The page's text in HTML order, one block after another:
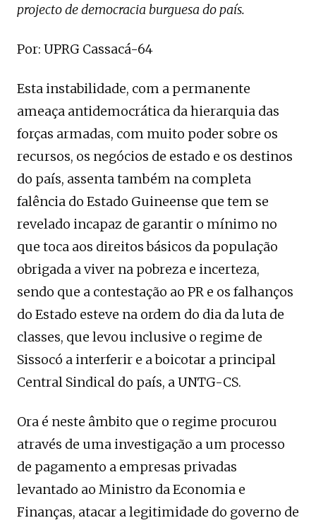
projecto de democracia burguesa do país.
Por: UPRG Cassacá-64
Esta instabilidade, com a permanente
ameaça antidemocrática da hierarquia das
forças armadas, com muito poder sobre os
recursos, os negócios de estado e os destinos
do país, assenta também na completa
falência do Estado Guineense que tem se
revelado incapaz de garantir o mínimo no
que toca aos direitos básicos da população
obrigada a viver na pobreza e incerteza,
sendo que a contestação ao PR e os falhanços
do Estado esteve na ordem do dia da luta de
classes, que levou inclusive o regime de
Sissocó a interferir e a boicotar a principal
Central Sindical do país, a UNTG-CS.
Ora é neste âmbito que o regime procurou
através de uma investigação a um processo
de pagamento a empresas privadas
levantado ao Ministro da Economia e
Finanças, atacar a legitimidade do governo de